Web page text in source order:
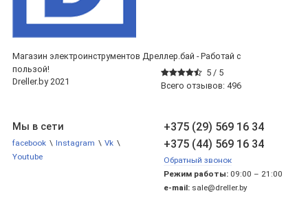
Магазин электроинструментов Дреллер.бай - Работай с
пользой!
5 / 5
Всего отзывов: 496
Dreller.by 2021
+375 (29) 569 16 34
+375 (44) 569 16 34
Обратный звонок
Режим работы: 09:00 – 21:00
e-mail: sale@dreller.by
Мы в сети
facebook \ Instagram \ Vk \
Youtube